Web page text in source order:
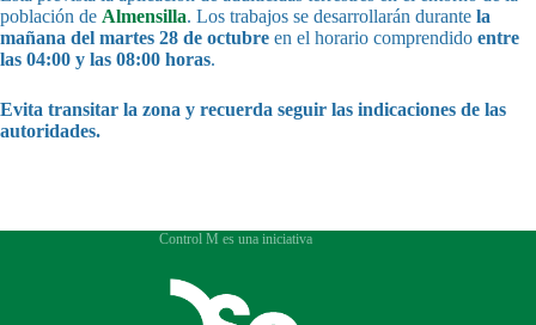
población de Almensilla. Los trabajos se desarrollarán durante la
mañana del martes 28 de octubre en el horario comprendido entre
las 04:00 y las 08:00 horas.
Evita transitar la zona y recuerda seguir las indicaciones de las
autoridades.
Control M es una iniciativa